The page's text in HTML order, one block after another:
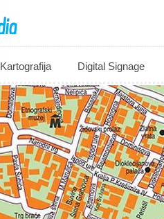
Kartografija Digital Signage